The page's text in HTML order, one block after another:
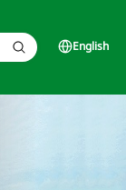
English